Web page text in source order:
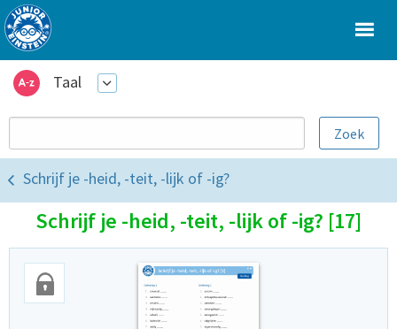
Taal
Schrijf je -heid, -teit, -lijk of -ig?
Schrijf je -heid, -teit, -lijk of -ig? [17]